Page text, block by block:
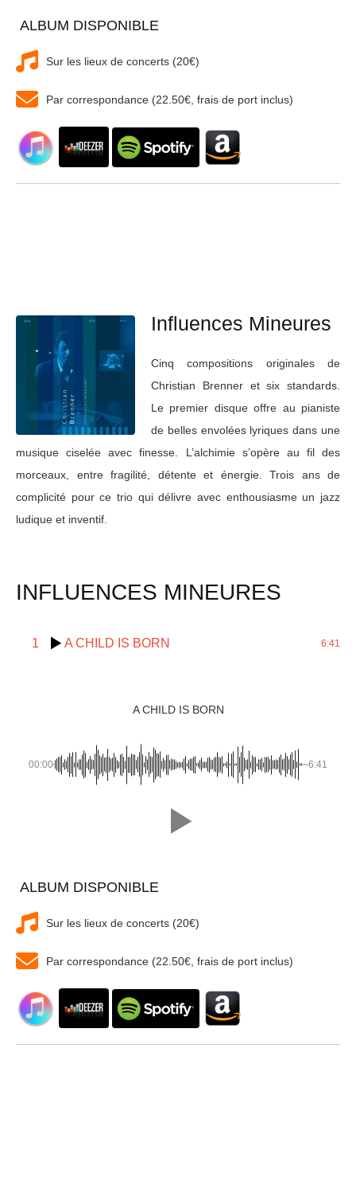
ALBUM DISPONIBLE
Sur les lieux de concerts (20€)
Par correspondance (22.50€, frais de port inclus)
Influences Mineures
Cinq compositions originales de
Christian Brenner et six standards.
Le premier disque offre au pianiste
de belles envolées lyriques dans une
musique ciselée avec finesse. L’alchimie s’opère au fil des
morceaux, entre fragilité, détente et énergie. Trois ans de
complicité pour ce trio qui délivre avec enthousiasme un jazz
ludique et inventif.
INFLUENCES MINEURES
1 A CHILD IS BORN 6:41
A CHILD IS BORN
00:00 -6:41
ALBUM DISPONIBLE
Sur les lieux de concerts (20€)
Par correspondance (22.50€, frais de port inclus)